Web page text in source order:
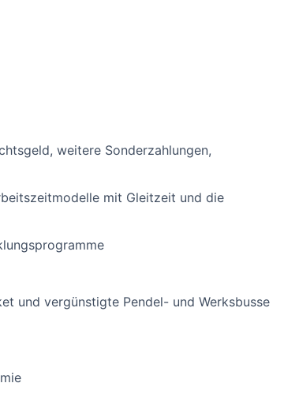
weitere Sonderzahlungen,
mit Gleitzeit und die
und vergünstigte Pendel- und Werksbusse